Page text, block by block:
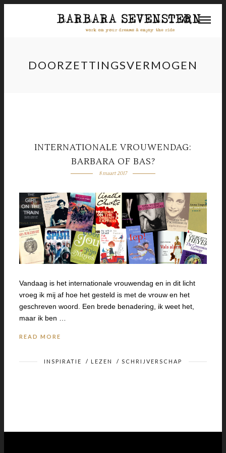
DOORZETTINGSVERMOGEN
INTERNATIONALE VROUWENDAG:
BARBARA OF BAS?
8 maart 2017
Vandaag is het internationale vrouwendag en in dit licht
vroeg ik mij af hoe het gesteld is met de vrouw en het
geschreven woord. Een brede benadering, ik weet het,
maar ik ben …
READ MORE
INSPIRATIE / LEZEN / SCHRIJVERSCHAP